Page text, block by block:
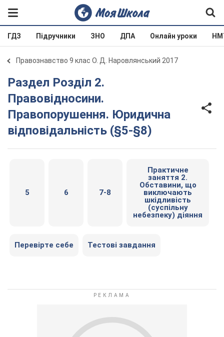
ГДЗ Підручники ЗНО ДПА Онлайн уроки
Правознавство 9 клас О. Д. Наровлянський 2017
Раздел Розділ 2.
Правовідносини.
Правопорушення. Юридична
відповідальність (§5-§8)
5 6 7-8
Практичне
заняття 2.
Обставини, що
виключають
шкідливість
(суспільну
небезпеку) діяння
Перевірте себе Тестові завдання